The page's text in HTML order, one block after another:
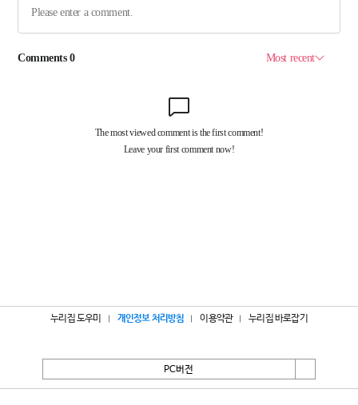
누리집 도우미 개인정보 처리방침 이용약관 누리집 바로잡기
PC버전